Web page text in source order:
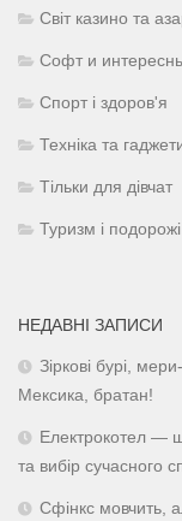
Світ казино та
Софт и
Спорт і здоров'я
Техніка та
Тільки для дівчат
Туризм і подорожі
НЕДАВНІ ЗАПИСИ
Зіркові бурі,
Мексика, братан!
Електрокотел —
та вибір сучасного
Сфінкс мовчить,